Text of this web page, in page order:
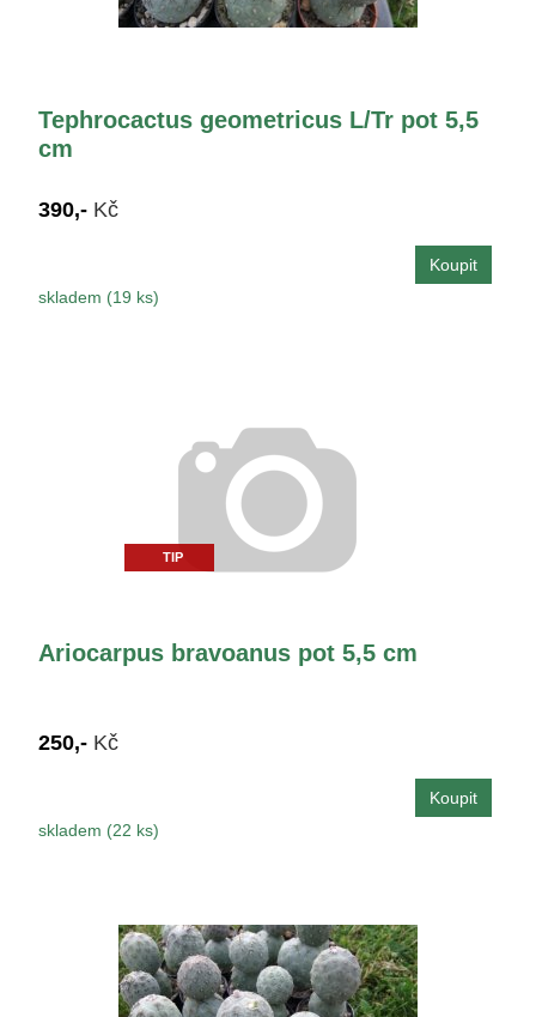
Tephrocactus geometricus L/Tr pot 5,5
cm
390,- Kč
skladem (19 ks)
TIP
Ariocarpus bravoanus pot 5,5 cm
250,- Kč
skladem (22 ks)